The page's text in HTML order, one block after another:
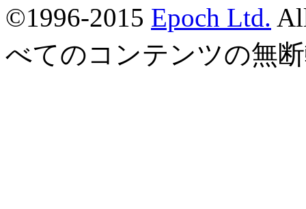
©1996-2015 Epoch Ltd.
べてのコンテンツの無